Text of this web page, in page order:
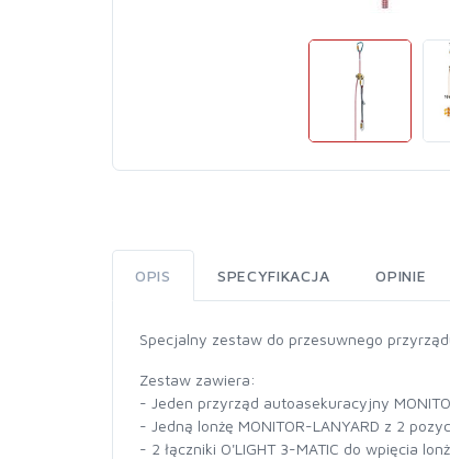
OPIS SPECYFIKACJA OPINIE
Specjalny zestaw do przesuwnego
Zestaw zawiera:
- Jeden przyrząd autoasekuracyjny
- Jedną lonżę MONITOR-LANYARD z 2
- 2 łączniki O'LIGHT 3-MATIC do wpięcia